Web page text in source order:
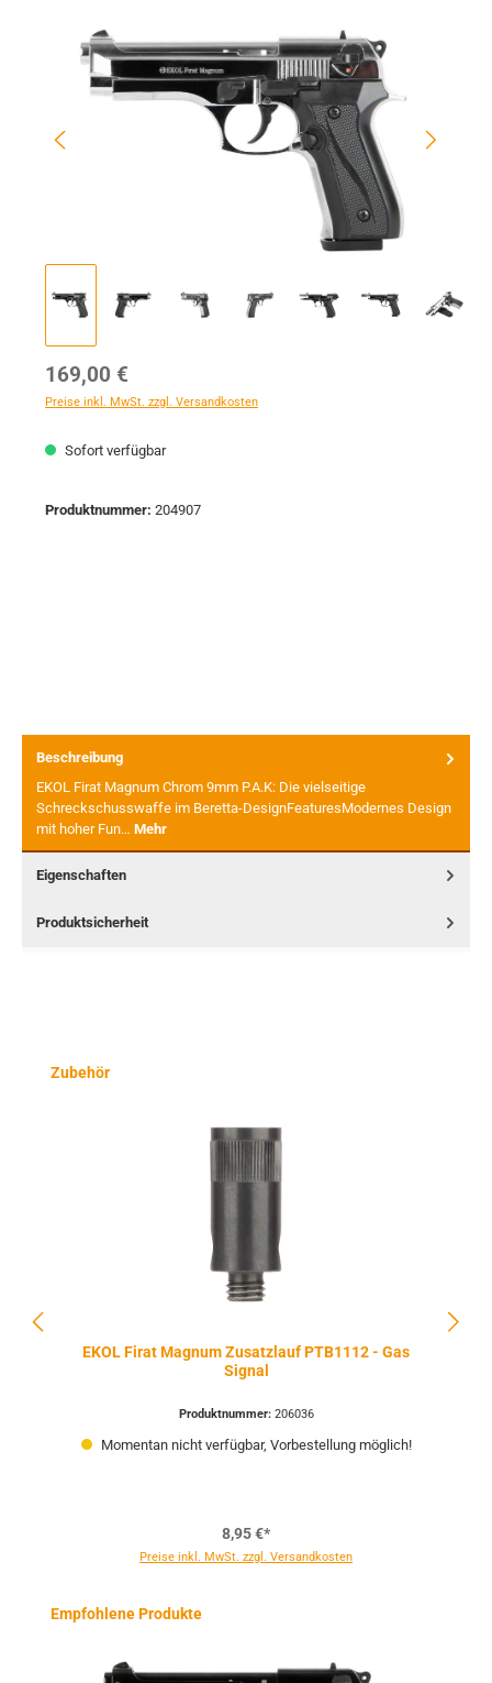
Regulärer Preis:
169,00 €
Preise inkl. MwSt. zzgl. Versandkosten
Sofort verfügbar
Produktnummer: 204907
Beschreibung
EKOL Firat Magnum Chrom 9mm P.A.K: Die vielseitige
Schreckschusswaffe im Beretta-DesignFeaturesModernes Design
mit hoher Fun… Mehr
Eigenschaften
Produktsicherheit
Produktgalerie überspringen
Zubehör
EKOL Firat Magnum Zusatzlauf PTB1112 - Gas
Signal
Produktnummer: 206036
Momentan nicht verfügbar, Vorbestellung möglich!
8,95 €*
Preise inkl. MwSt. zzgl. Versandkosten
Produktgalerie überspringen
Empfohlene Produkte